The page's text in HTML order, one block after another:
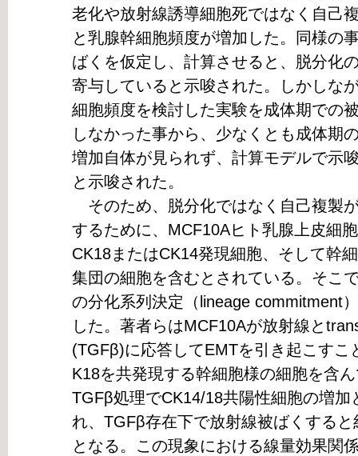
老化や放射線誘導細胞死ではなく自己
と乳腺幹細胞頻度が増加した。同様の
ばくを仮定し、計算させると、脱分化
寄与していると示唆された。しかしな
細胞頻度を検討した実験を成体期での
しなかった事から、少なくとも成体期
増加自体が見られず、計算モデルで示
と示唆された。
そのため、脱分化ではなく自己複製
するために、MCF10Aヒト乳腺上皮細
CK18またはCK14発現細胞、そして幹
集団の細胞を含むとされている。そこ
の分化系列決定（lineage commitment
した。著者らはMCF10Aが放射線と
(TGFβ)に応答してEMTを引き起こすこ
K18を共発現する幹細胞様の細胞を含
TGFβ処理でCK14/18共陽性細胞の増
れ、TGFβ存在下で放射線被ばくする
となる。この現象における線量効果関